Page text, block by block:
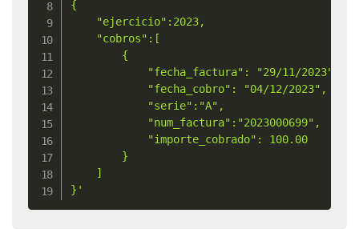
{
    "ejercicio":2023,
    "cobros":[
        {
            "fecha_factura": "29/11/2023",
            "fecha_cobro": "04/12/2023",
            "serie":"A",
            "num_factura":"2023000699",
            "importe_cobrado": 100.00
        }
    ]
}'